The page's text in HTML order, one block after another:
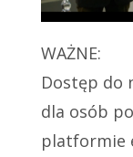
WAŻNE:
Dostęp do
dla osób
platformie